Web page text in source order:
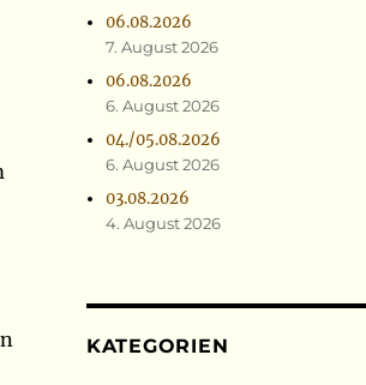
06.08.2026
7. August 2026
06.08.2026
6. August 2026
04./05.08.2026
6. August 2026
03.08.2026
4. August 2026
KATEGORIEN